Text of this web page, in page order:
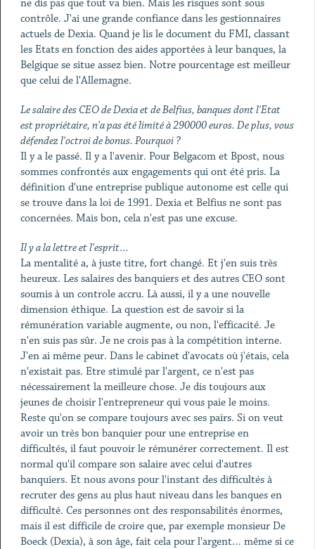
ne dis pas que tout va bien. Mais les risques sont sous
contrôle. J'ai une grande confiance dans les gestionnaires
actuels de Dexia. Quand je lis le document du FMI, classant
les Etats en fonction des aides apportées à leur banques, la
Belgique se situe assez bien. Notre pourcentage est meilleur
que celui de l'Allemagne.
Le salaire des CEO de Dexia et de Belfius, banques dont l'Etat
est propriétaire, n'a pas été limité à 290000 euros. De plus, vous
défendez l'octroi de bonus. Pourquoi ?
Il y a le passé. Il y a l'avenir. Pour Belgacom et Bpost, nous
sommes confrontés aux engagements qui ont été pris. La
définition d'une entreprise publique autonome est celle qui
se trouve dans la loi de 1991. Dexia et Belfius ne sont pas
concernées. Mais bon, cela n'est pas une excuse.
Il y a la lettre et l'esprit…
La mentalité a, à juste titre, fort changé. Et j'en suis très
heureux. Les salaires des banquiers et des autres CEO sont
soumis à un controle accru. Là aussi, il y a une nouvelle
dimension éthique. La question est de savoir si la
rémunération variable augmente, ou non, l'efficacité. Je
n'en suis pas sûr. Je ne crois pas à la compétition interne.
J'en ai même peur. Dans le cabinet d'avocats où j'étais, cela
n'existait pas. Etre stimulé par l'argent, ce n'est pas
nécessairement la meilleure chose. Je dis toujours aux
jeunes de choisir l'entrepreneur qui vous paie le moins.
Reste qu'on se compare toujours avec ses pairs. Si on veut
avoir un très bon banquier pour une entreprise en
difficultés, il faut pouvoir le rémunérer correctement. Il est
normal qu'il compare son salaire avec celui d'autres
banquiers. Et nous avons pour l'instant des difficultés à
recruter des gens au plus haut niveau dans les banques en
difficulté. Ces personnes ont des responsabilités énormes,
mais il est difficile de croire que, par exemple monsieur De
Boeck (Dexia), à son âge, fait cela pour l'argent… même si ce